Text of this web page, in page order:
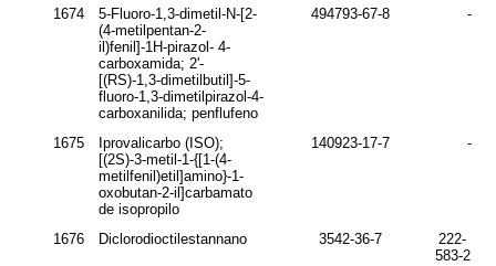
1674 5-Fluoro-1,3-dimetil-N-[2-
(4-metilpentan-2-
il)fenil]-1H-pirazol- 4-
carboxamida; 2'-
[(RS)-1,3-dimetilbutil]-5-
fluoro-1,3-dimetilpirazol-4-
carboxanilida; penflufeno
494793-67-8 -
1675
Iprovalicarbo (ISO);
[(2S)-3-metil-1-{[1-(4-
metilfenil)etil]amino}-1-
oxobutan-2-il]carbamato
de isopropilo
140923-17-7 -
1676 Diclorodioctilestannano 3542-36-7
222-
583-2